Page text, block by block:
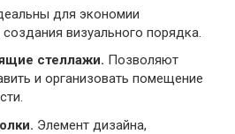
для экономии
создания визуального порядка.
стеллажи. Позволяют
и организовать помещение
Элемент дизайна,